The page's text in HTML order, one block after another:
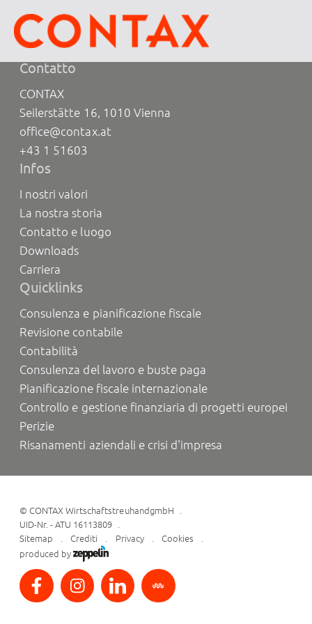
202608061104532816cb28
Contatto
CONTAX
Seilerstätte 16, 1010 Vienna
office@contax.at
+43 1 51603
Infos
I nostri valori
La nostra storia
Contatto e luogo
Downloads
Carriera
Quicklinks
Consulenza e pianificazione fiscale
Revisione contabile
Contabilità
Consulenza del lavoro e buste paga
Pianificazione fiscale internazionale
Controllo e gestione finanziaria di progetti europei
Perizie
Risanamenti aziendali e crisi d'impresa
©CONTAX WirtschaftstreuhandgmbH
UID-Nr. - ATU 16113809
Sitemap
Crediti Privacy
Cookies
produced by